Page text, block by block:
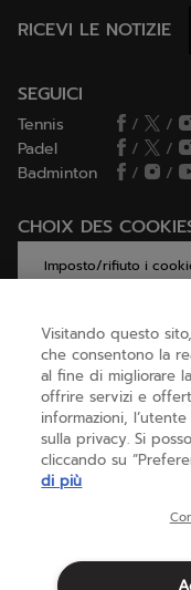
RICEVI LE NOTIZIE
SEGUICI
Tennis / /
Padel
/ /
Badminton
/ /
CHOIX DES
Imposto/rifiuto i
AIUTO
CHI SIAMO
Visitando questo
che consentono la
al fine di migliorare
offrire servizi e
informazioni,
sulla privacy. Si
cliccando su
di più